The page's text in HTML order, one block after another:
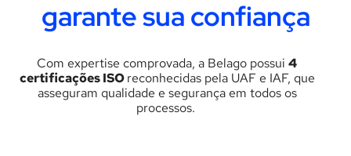
garante sua confiança
Com expertise comprovada, a Belago possui 4
certificações ISOreconhecidas pela UAF e IAF, que
asseguram qualidade e segurança em todos os
processos.